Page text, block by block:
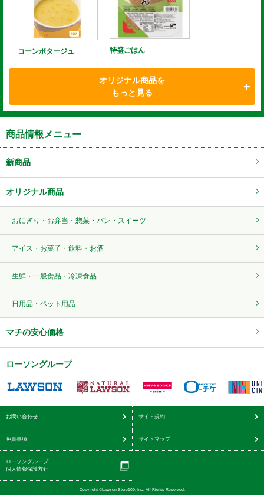
コーンポタージュ 特盛ごはん
オリジナル商品を
もっと見る
商品情報メニュー
新商品
オリジナル商品
おにぎり・お弁当・惣菜・パン・スイーツ
アイス・お菓子・飲料・お酒
生鮮・一般食品・冷凍食品
日用品・ペット用品
マチの安心価格
ローソングループ
お問い合わせ サイト規約
免責事項 サイトマップ
ローソングループ
個人情報保護方針
Copyright ©Lawson Store100, Inc. All Rights Reserved.